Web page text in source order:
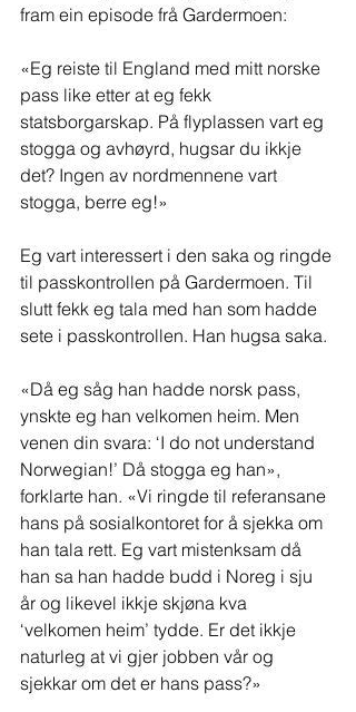
fram ein episode frå Gardermoen:
«Eg reiste til England med mitt norske
pass like etter at eg fekk
statsborgarskap. På flyplassen vart eg
stogga og avhøyrd, hugsar du ikkje
det? Ingen av nordmennene vart
stogga, berre eg!»
Eg vart interessert i den saka og ringde
til passkontrollen på Gardermoen. Til
slutt fekk eg tala med han som hadde
sete i passkontrollen. Han hugsa saka.
«Då eg såg han hadde norsk pass,
ynskte eg han velkomen heim. Men
venen din svara: ‘I do not understand
Norwegian!’ Då stogga eg han»,
forklarte han. «Vi ringde til referansane
hans på sosialkontoret for å sjekka om
han tala rett. Eg vart mistenksam då
han sa han hadde budd i Noreg i sju
år og likevel ikkje skjøna kva
‘velkomen heim’ tydde. Er det ikkje
naturleg at vi gjer jobben vår og
sjekkar om det er hans pass?»